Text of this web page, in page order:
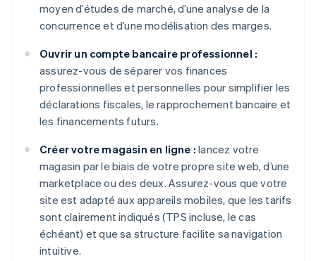
moyen d’études de marché, d’une analyse de la
concurrence et d’une modélisation des marges.
Ouvrir un compte bancaire professionnel :
assurez-vous de séparer vos finances
professionnelles et personnelles pour simplifier les
déclarations fiscales, le rapprochement bancaire et
les financements futurs.
Créer votre magasin en ligne : lancez votre
magasin par le biais de votre propre site web, d’une
marketplace ou des deux. Assurez-vous que votre
site est adapté aux appareils mobiles, que les tarifs
sont clairement indiqués (TPS incluse, le cas
échéant) et que sa structure facilite sa navigation
intuitive.